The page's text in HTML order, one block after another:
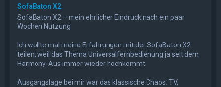
SofaBaton X2
SofaBaton X2 – mein ehrlicher Eindruck nach ein paar
Wochen Nutzung
Ich wollte mal meine Erfahrungen mit der SofaBaton X2
teilen, weil das Thema Universalfernbedienung ja seit dem
Harmony-Aus immer wieder hochkommt.
Ausgangslage bei mir war das klassische Chaos: TV,